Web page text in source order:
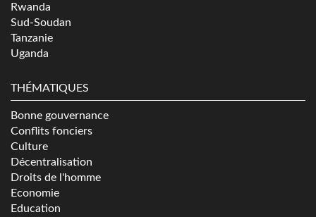
Rwanda
Sud-Soudan
Tanzanie
Uganda
THÉMATIQUES
Bonne gouvernance
Conflits fonciers
Culture
Décentralisation
Droits de l'homme
Economie
Education